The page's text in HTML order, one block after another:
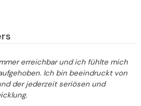
erreichbar und ich fühlte mich
Ich bin beeindruckt von
der jederzeit seriösen und